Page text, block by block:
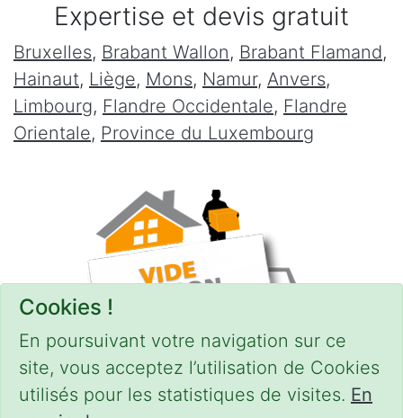
Cookies !
En poursuivant votre navigation sur ce
site, vous acceptez l’utilisation de Cookies
utilisés pour les statistiques de visites. En
Expertise et devis gratuit
Bruxelles, Brabant Wallon, Brabant Flamand,
Hainaut, Liège, Mons, Namur, Anvers,
Limbourg, Flandre Occidentale, Flandre
Orientale, Province du Luxembourg